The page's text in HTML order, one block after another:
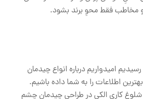
مخاطب فقط محوِ برند بشود.
امیدواریم درباره انواع چیدمان
اطلاعات را به شما داده باشیم.
شلوغ کاری الکی در طراحی چیدمان چشم